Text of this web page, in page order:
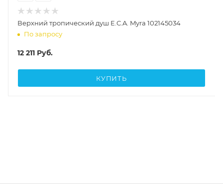
Верхний тропический душ E.C.A. Myra 102145034
По запросу
12 211 Руб.
КУПИТЬ